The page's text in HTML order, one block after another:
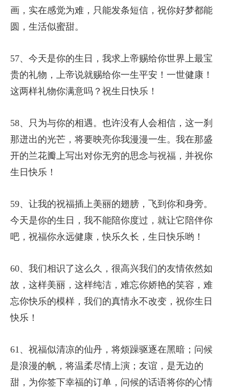
画，实在感觉为难，只能发条短信，祝你好梦都能
圆，生活似蜜甜。
57、今天是你的生日，我求上帝赐给你世界上最宝
贵的礼物，上帝说就赐给你一生平安！一世健康！
这两样礼物你满意吗？祝生日快乐！
58、只为与你的相遇。也许没有人会相信，这一刹
那迸出的光芒，将要映亮你我漫漫一生。我在那盛
开的兰花瓣上写出对你无穷的思念与祝福，并祝你
生日快乐！
59、让我的祝福插上美丽的翅膀，飞到你和身旁。
今天是你的生日，我不能陪你度过，就让它陪伴你
吧，祝福你永远健康，快乐久长，生日快乐哟！
60、我们相识了这么久，很高兴我们的友情依然如
故，这样美丽，这样纯洁，难忘你娇艳的笑容，难
忘你快乐的模样，我们的真情永不改变，祝你生日
快乐！
61、祝福似清凉的仙丹，将烦躁驱逐在黑暗；问候
是浪漫的帆，将温柔尽情上演；友谊，是无边的
甜，为你签下幸福的订单，问候的话语将你的心情